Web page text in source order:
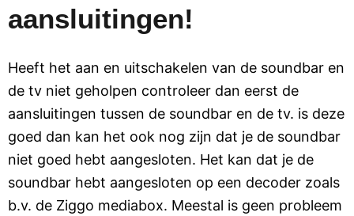
aansluitingen!
Heeft het aan en uitschakelen van de soundbar en
de tv niet geholpen controleer dan eerst de
aansluitingen tussen de soundbar en de tv. is deze
goed dan kan het ook nog zijn dat je de soundbar
niet goed hebt aangesloten. Het kan dat je de
soundbar hebt aangesloten op een decoder zoals
b.v. de Ziggo mediabox. Meestal is geen probleem